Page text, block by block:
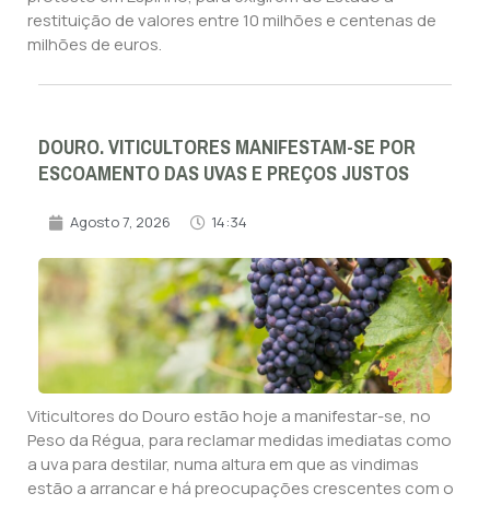
restituição de valores entre 10 milhões e centenas de
milhões de euros.
DOURO. VITICULTORES MANIFESTAM-SE POR
ESCOAMENTO DAS UVAS E PREÇOS JUSTOS
Agosto 7, 2026 14:34
Viticultores do Douro estão hoje a manifestar-se, no
Peso da Régua, para reclamar medidas imediatas como
a uva para destilar, numa altura em que as vindimas
estão a arrancar e há preocupações crescentes com o